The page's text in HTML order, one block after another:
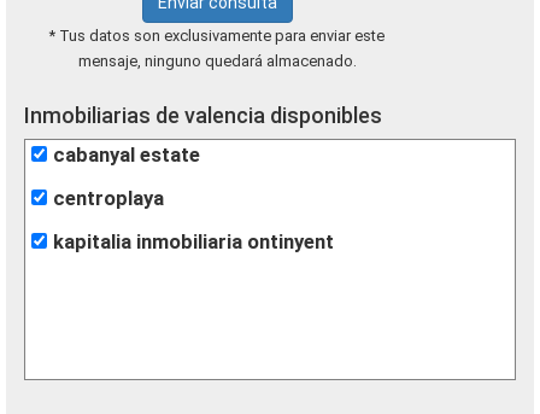
* Tus datos son exclusivamente para enviar este
mensaje, ninguno quedará almacenado.
Inmobiliarias de valencia disponibles
cabanyal estate
centroplaya
kapitalia inmobiliaria ontinyent